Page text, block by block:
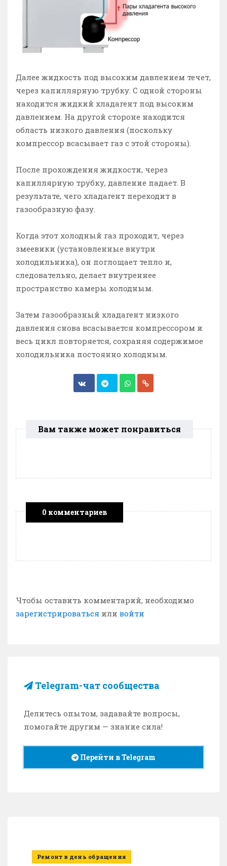
Далее жидкость под высоким давлением течет,
через капиллярную трубку. С одной стороны
находится жидкий хладагент под высоким
давлением. На другой стороне находится
область низкого давления (поскольку
компрессор всасывает газ с этой стороны).
После прохождения жидкости, через
капиллярную трубку, давление падает. В
результате, чего хладагент переходит в
газообразную фазу.
Когда этот холодный газ проходит, через
змеевики (установленные внутри
холодильника), он поглощает тепло и,
следовательно, делает внутреннее
пространство камеры холодным.
Затем газообразный хладагент низкого
давления снова всасывается компрессором и
весь цикл повторяется, сохраняя содержимое
холодильника постоянно холодным.
Вам также может понравиться
0 комментариев
Чтобы оставить комментарий, необходимо
зарегистрироваться или войти
Telegram-чат сообщества
Делитесь опытом, задавайте вопросы,
помогайте другим — знание сила!
Перейти в Telegram
Ремонт в день обращения